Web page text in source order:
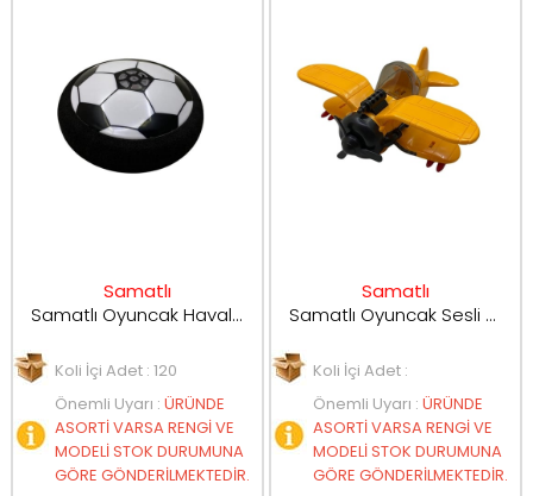
Samatlı
Samatlı Oyuncak Havalı Futbol Oyunu Topu Orta Boy 789-32A
Koli İçi Adet : 120
Önemli Uyarı : ÜRÜNDE
ASORTİ VARSA RENGİ VE
MODELİ STOK DURUMUNA
GÖRE GÖNDERİLMEKTEDİR.
Samatlı
Samatlı Oyuncak Sesli ve Işıklı Uçak 286-38
Koli İçi Adet :
Önemli Uyarı : ÜRÜNDE
ASORTİ VARSA RENGİ VE
MODELİ STOK DURUMUNA
GÖRE GÖNDERİLMEKTEDİR.